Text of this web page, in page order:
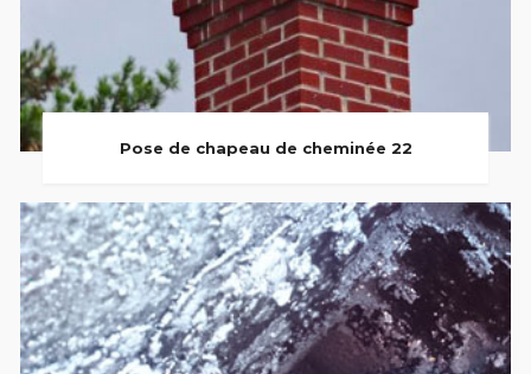
Pose de chapeau de cheminée 22